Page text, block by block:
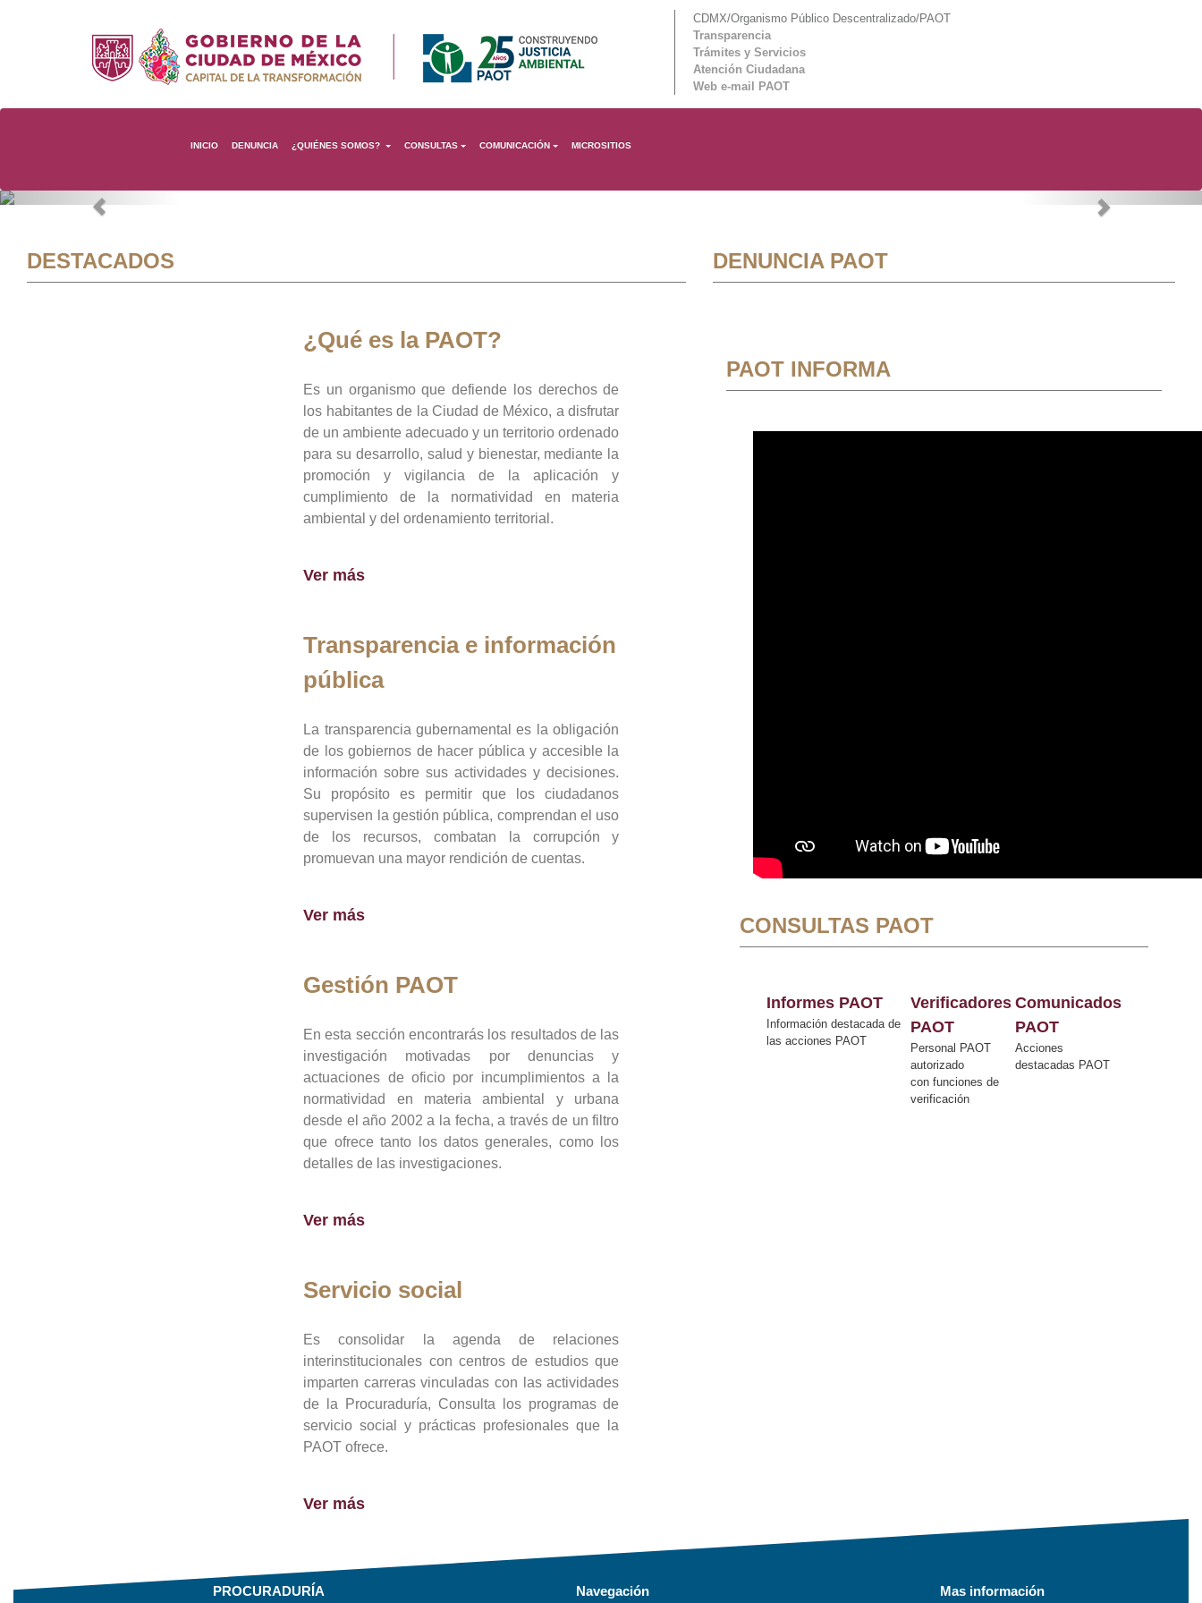
CDMX/Organismo Público Descentralizado/PAOT
Transparencia
Trámites y Servicios
Atención Ciudadana
Web e-mail PAOT
INICIO DENUNCIA ¿QUIÉNES SOMOS? CONSULTAS COMUNICACIÓN MICROSITIOS
Previous Next
DESTACADOS
¿Qué es la PAOT?
Es un organismo que defiende los derechos de
los habitantes de la Ciudad de México, a disfrutar
de un ambiente adecuado y un territorio ordenado
para su desarrollo, salud y bienestar, mediante la
promoción y vigilancia de la aplicación y
cumplimiento de la normatividad en materia
ambiental y del ordenamiento territorial.
Ver más
Transparencia e información
pública
La transparencia gubernamental es la obligación
de los gobiernos de hacer pública y accesible la
información sobre sus actividades y decisiones.
Su propósito es permitir que los ciudadanos
supervisen la gestión pública, comprendan el uso
de los recursos, combatan la corrupción y
promuevan una mayor rendición de cuentas.
Ver más
Gestión PAOT
En esta sección encontrarás los resultados de las
investigación motivadas por denuncias y
actuaciones de oficio por incumplimientos a la
normatividad en materia ambiental y urbana
desde el año 2002 a la fecha, a través de un filtro
que ofrece tanto los datos generales, como los
detalles de las investigaciones.
Ver más
Servicio social
Es consolidar la agenda de relaciones
interinstitucionales con centros de estudios que
imparten carreras vinculadas con las actividades
de la Procuraduría, Consulta los programas de
servicio social y prácticas profesionales que la
PAOT ofrece.
Ver más
DENUNCIA PAOT
PAOT INFORMA
CONSULTAS PAOT
Informes PAOT
Información destacada de
las acciones PAOT
Verificadores
PAOT
Personal PAOT
autorizado
con funciones de
verificación
Comunicados
PAOT
Acciones
destacadas PAOT
PROCURADURÍA Navegación Mas información